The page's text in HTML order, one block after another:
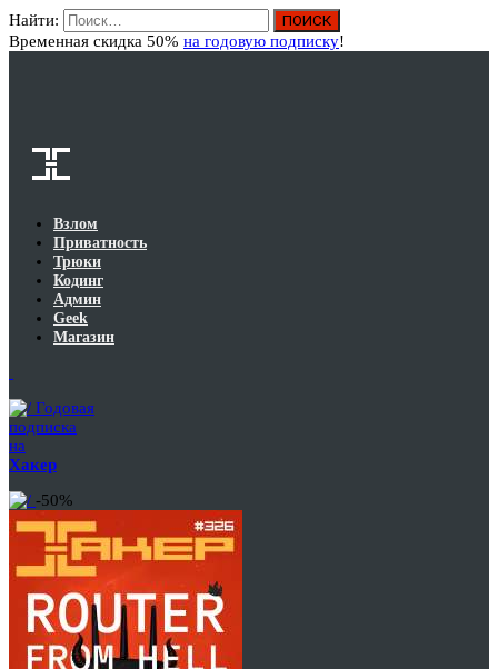
Найти:
Временная скидка 50% на годовую подписку!
Взлом
Приватность
Трюки
Кодинг
Админ
Geek
Магазин
Годовая
подписка
на
Хакер
-50%